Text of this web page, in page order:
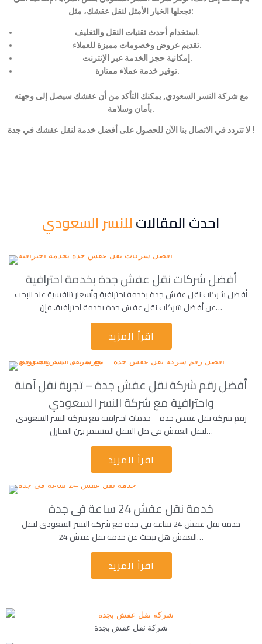
تجعلها الخيار الأمثل لنقل عفشك، مثل:
استخدام أحدث تقنيات النقل والتغليف.
تقديم عروض وخصومات مميزة للعملاء.
إمكانية حجز الخدمة عبر الإنترنت.
توفير خدمة عملاء ممتازة.
مع شركة النسر السعودي, يمكنك التأكد من أن عفشك سيصل إلى وجهته
بأمان وسلامة.
لا تتردد في الاتصال بنا الآن للحصول على أفضل خدمة لنقل عفشك في جدة !
احدث المقالاتللنسر السعودي
أفضل شركات نقل عفش جدة بخدمة احترافية
أفضل شركات نقل عفش جدة بخدمة احترافية وأسعار تنافسية عند البحث
عن أفضل شركات نقل عفش جدة بخدمة احترافية، فإن…
اقرأ المزيد
أفضل رقم شركة نقل عفش جدة – تجربة نقل آمنة
واحترافية مع شركة النسر السعودي
رقم شركة نقل عفش جدة – خدمات احترافية مع شركة النسر السعودي
لنقل العفش في ظل التنقل المستمر بين المنازل…
اقرأ المزيد
خدمة نقل عفش 24 ساعة فى جدة
خدمة نقل عفش 24 ساعة فى جدة مع شركة النسر السعودي لنقل
العفش هل تبحث عن خدمة نقل عفش 24…
اقرأ المزيد
شركة نقل عفش بجدة